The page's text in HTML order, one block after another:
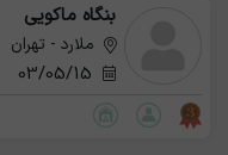
بنگاه ماکویی
ملارد - تهران